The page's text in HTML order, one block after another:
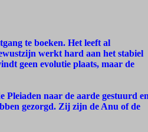
te boeken. Het leeft al
werkt hard aan het stabiel
geen evolutie plaats, maar de
Pleiaden naar de aarde gestuurd
gezorgd. Zij zijn de Anu of de